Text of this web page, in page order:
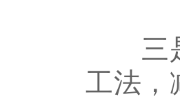
三是
工法，